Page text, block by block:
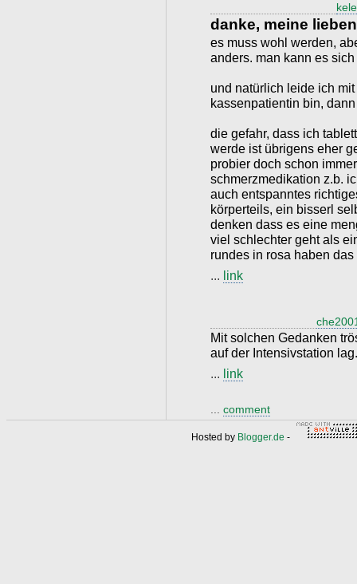
danke, meine
es muss wohl werden,
anders. man kann es
und natürlich leide ich
kassenpatientin bin,
die gefahr, dass ich
werde ist übrigens eher
probier doch schon
schmerzmedikation z.b.
auch entspanntes
körperteils, ein bisserl
denken dass es eine
viel schlechter geht als
rundes in rosa haben
... link
Mit solchen Gedanken
auf der Intensivstation
... link
comment
Hosted by Blogger.de -